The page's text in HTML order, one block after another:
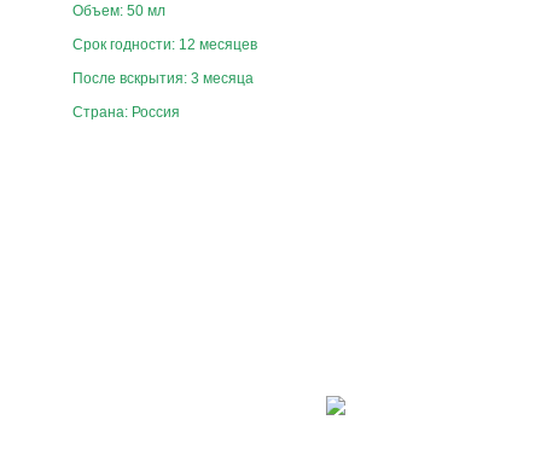
Объем: 50 мл
Срок годности: 12 месяцев
После вскрытия: 3 месяца
Страна: Россия